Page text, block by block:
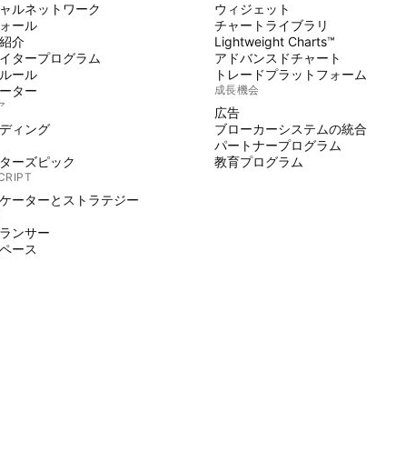
ルネットワーク
ール
介
タープログラム
ール
ター
ィング
ーズピック
ーターとストラテジー
ンサー
ース
ウィジェット
チャートライブラリ
Lightweight Charts™
アドバンスドチャート
トレードプラットフォーム
成長機会
広告
ブローカーシステムの統合
パートナープログラム
教育プログラム